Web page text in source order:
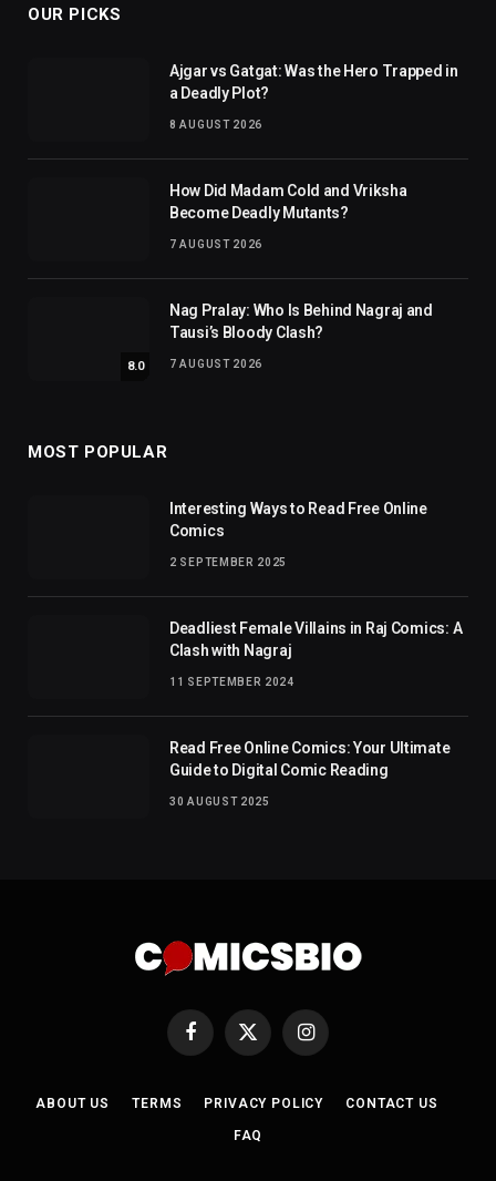
OUR PICKS
Ajgar vs Gatgat: Was the Hero Trapped in
a Deadly Plot?
8 AUGUST 2026
How Did Madam Cold and Vriksha
Become Deadly Mutants?
7 AUGUST 2026
8.0
Nag Pralay: Who Is Behind Nagraj and
Tausi’s Bloody Clash?
7 AUGUST 2026
MOST POPULAR
Interesting Ways to Read Free Online
Comics
2 SEPTEMBER 2025
Deadliest Female Villains in Raj Comics: A
Clash with Nagraj
11 SEPTEMBER 2024
Read Free Online Comics: Your Ultimate
Guide to Digital Comic Reading
30 AUGUST 2025
Facebook
X
Instagram
ABOUT US TERMS PRIVACY POLICY CONTACT US
FAQ